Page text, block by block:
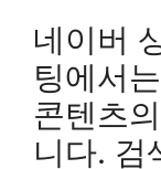
네이버
팅에서
콘텐츠
니다. 검